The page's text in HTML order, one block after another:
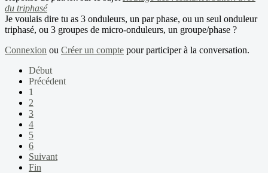
du triphasé
Je voulais dire tu as 3 onduleurs, un par phase, ou un seul onduleur
triphasé, ou 3 groupes de micro-onduleurs, un groupe/phase ?
Connexion ou Créer un compte pour participer à la conversation.
Début
Précédent
1
2
3
4
5
6
Suivant
Fin